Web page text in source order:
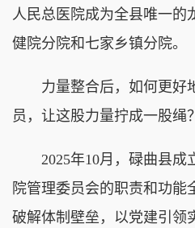
人民总医院成为全县唯一的
健院分院和七家乡镇分院。
力量整合后，如何更好
员，让这股力量拧成一股绳？
2025年10月，碌曲县成
院管理委员会的职责和功能
破解体制壁垒，以党建引领